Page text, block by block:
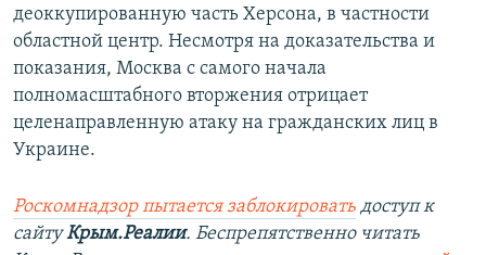
деоккупированную часть Херсона, в частности
областной центр. Несмотря на доказательства и
показания, Москва с самого начала
полномасштабного вторжения отрицает
целенаправленную атаку на гражданских лиц в
Украине.
Роскомнадзор пытается заблокировать доступ к
сайтуКрым.Реалии. Беспрепятственно читать